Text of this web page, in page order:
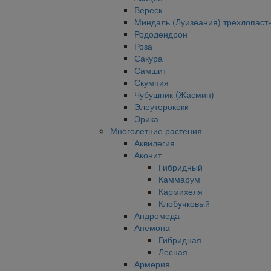
Вереск
Миндаль (Луизеания)
Рододендрон
Роза
Сакура
Самшит
Скумпия
Чубушник (Жасмин)
Элеутерококк
Эрика
Многолетние растения
Аквилегия
Аконит
Гибридный
Каммарум
Кармихеля
Клобучковый
Андромеда
Анемона
Гибридная
Лесная
Армерия